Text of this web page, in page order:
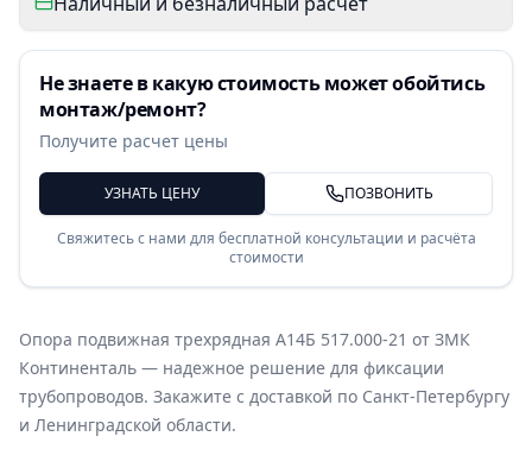
Не знаете в какую стоимость может обойтись
монтаж/ремонт?
Получите расчет цены
УЗНАТЬ ЦЕНУ ПОЗВОНИТЬ
Свяжитесь с нами для бесплатной консультации и расчёта
стоимости
Опора подвижная трехрядная А14Б 517.000-21 от ЗМК
Континенталь — надежное решение для фиксации
трубопроводов. Закажите с доставкой по Санкт-Петербургу
и Ленинградской области.